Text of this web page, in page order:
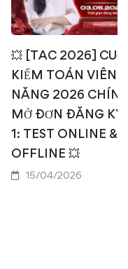
💥 [TAC 2026]
KIỂM TOÁN VIÊN
NĂNG 2026
MỞ ĐƠN ĐĂNG KÝ
1: TEST ONLINE &
OFFLINE 💥
15/04/2026